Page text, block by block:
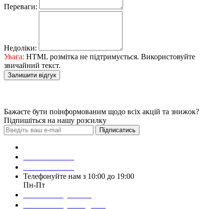
Переваги:
Недоліки:
Увага: HTML розмітка не підтримується. Використовуйте
звичайний текст.
Залишити відгук
Бажаєте бути поінформованим щодо всіх акцій та знижок?
Підпишіться на нашу розсилку
Підписатись
Телефонуйте нам з 10:00 до 19:00
Пн-Пт